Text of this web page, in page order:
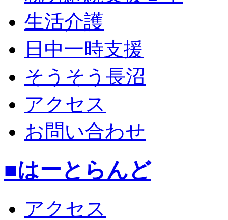
生活介護
日中一時支援
そうそう長沼
アクセス
お問い合わせ
■はーとらんど
アクセス